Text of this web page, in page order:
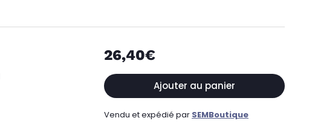
26,40€
Ajouter au panier
Vendu et expédié par SEMBoutique